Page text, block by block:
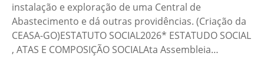
instalação e exploração de uma Central de
Abastecimento e dá outras providências. (Criação da
CEASA-GO)ESTATUTO SOCIAL2026* ESTATUDO SOCIAL
, ATAS E COMPOSIÇÃO SOCIALAta Assembleia…